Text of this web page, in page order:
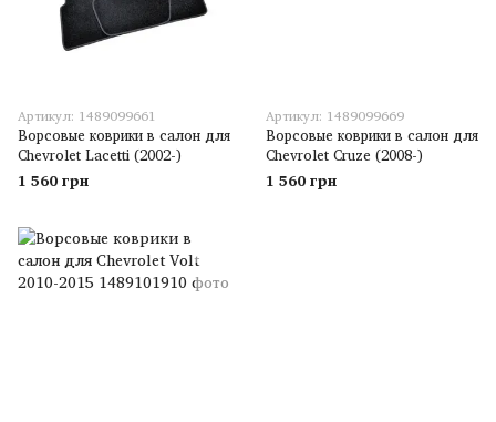
Артикул: 1489099661
Ворсовые коврики в салон для
Chevrolet Lacetti (2002-)
1 560 грн
Артикул: 1489099669
Ворсовые коврики в салон для
Chevrolet Cruze (2008-)
1 560 грн